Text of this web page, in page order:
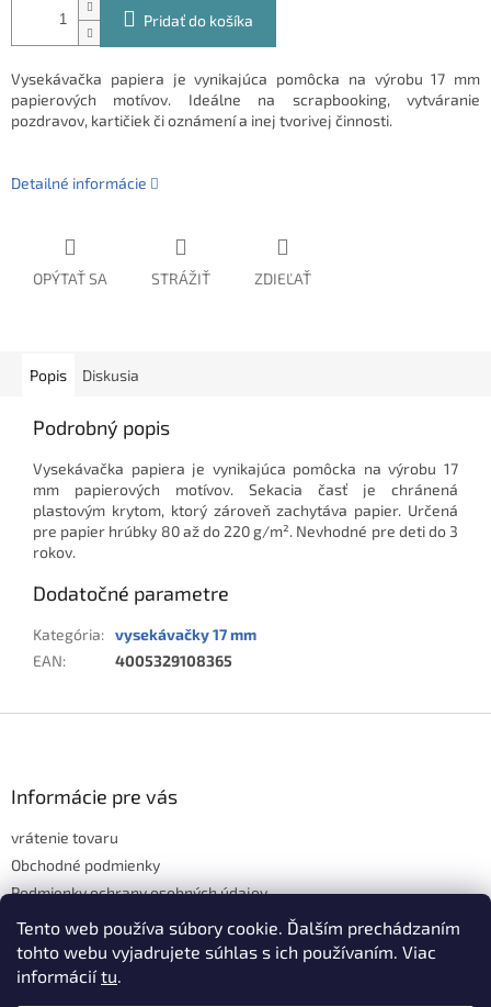
Tento web používa súbory cookie. Ďalším prechádzaním
tohto webu vyjadrujete súhlas s ich používaním. Viac
informáciítu.
Pridať do košíka
Vysekávačka papiera je vynikajúca pomôcka na výrobu 17 mm
papierových motívov. Ideálne na scrapbooking, vytváranie
pozdravov, kartičiek či oznámení a inej tvorivej činnosti.
Detailné informácie
OPÝTAŤ SA STRÁŽIŤ ZDIEĽAŤ
Popis Diskusia
Podrobný popis
Vysekávačka papiera je vynikajúca pomôcka na výrobu 17
mm papierových motívov. Sekacia časť je chránená
plastovým krytom, ktorý zároveň zachytáva papier. Určená
pre papier hrúbky 80 až do 220 g/m². Nevhodné pre deti do 3
rokov.
Dodatočné parametre
Kategória: vysekávačky 17 mm
EAN: 4005329108365
Informácie pre vás
vrátenie tovaru
Obchodné podmienky
Podmienky ochrany osobných údajov
Hodnotenie obchodu